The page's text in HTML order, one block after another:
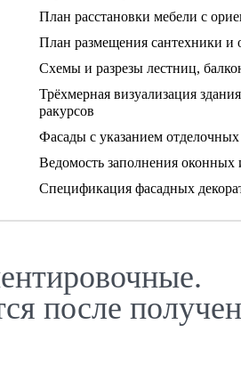
План расстановки мебели с
План размещения сантехники и
Схемы и разрезы лестниц,
Трёхмерная визуализация
ракурсов
Фасады с указанием
Ведомость заполнения
Спецификация фасадных
после